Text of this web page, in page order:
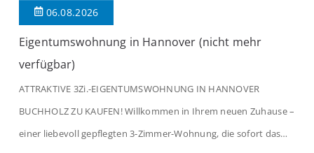
06.08.2026
Eigentumswohnung in Hannover (nicht mehr
verfügbar)
ATTRAKTIVE 3Zi.-EIGENTUMSWOHNUNG IN HANNOVER
BUCHHOLZ ZU KAUFEN! Willkommen in Ihrem neuen Zuhause –
einer liebevoll gepflegten 3-Zimmer-Wohnung, die sofort das